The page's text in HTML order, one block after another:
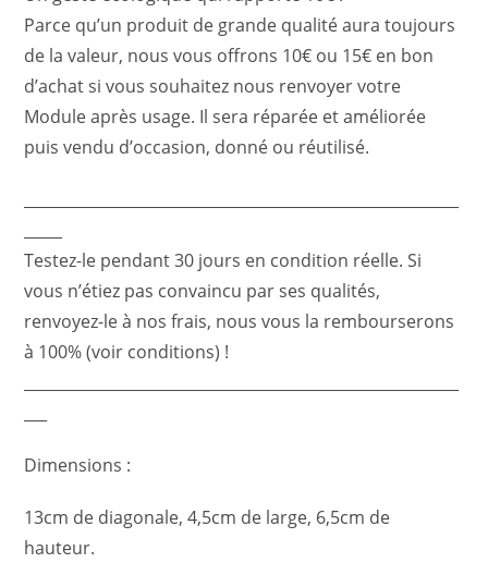
Parce qu’un produit de grande qualité aura toujours
de la valeur, nous vous offrons 10€ ou 15€ en bon
d’achat si vous souhaitez nous renvoyer votre
Module après usage. Il sera réparée et améliorée
puis vendu d’occasion, donné ou réutilisé.
Testez-le pendant 30 jours en condition réelle. Si
vous n’étiez pas convaincu par ses qualités,
renvoyez-le à nos frais, nous vous la rembourserons
à 100% (voir conditions) !
Dimensions :
13cm de diagonale, 4,5cm de large, 6,5cm de
hauteur.